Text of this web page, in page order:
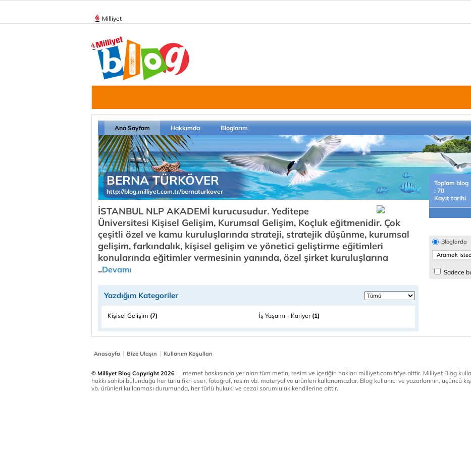
Milliyet
Ana Sayfam Hakkımda Bloglarım
BERNA TÜRKÖVER
http://blog.milliyet.com.tr/bernaturkover
İSTANBUL NLP AKADEMİ kurucusudur. Yeditepe
Üniversitesi Kişisel Gelişim, Kurumsal Gelişim, Koçluk eğitmenidir. Çok
çeşitli özel ve kamu kuruluşlarında strateji, stratejik düşünme, kurumsal
gelişim, farkındalık, kişisel gelişim ve yönetici geliştirme eğitimleri
konularında eğitimler vermesinin yanında, özel şirket kuruluşlarına
..Devamı
Yazdığım Kategoriler
Kişisel Gelişim (7) İş Yaşamı - Kariyer(1)
Toplam blog
: 70
Kayıt tarihi
Bloglarda
Sadece
Anasayfa | Bize Ulaşın | Kullanım Koşulları
© Milliyet Blog Copyright 2026
İnternet baskısında yer alan tüm metin, resim ve içeriğin hakları milliyet.com.tr'ye aittir. Milliyet Blog
hakkı sahibi bulunduğu her türlü fikri eser, fotoğraf, resim vb. materyal ve ürünleri kullanamazlar. Blog kullanıcı ve yazarlarının, üçüncü
vb. ürünleri kullanması durumunda, her türlü hukuki ve cezai sorumluluk kendilerine aittir.